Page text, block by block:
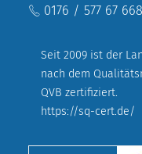
0176 / 577 67 668
Seit 2009 ist der
nach dem
QVB zertifiziert.
https://sq-cert.de/